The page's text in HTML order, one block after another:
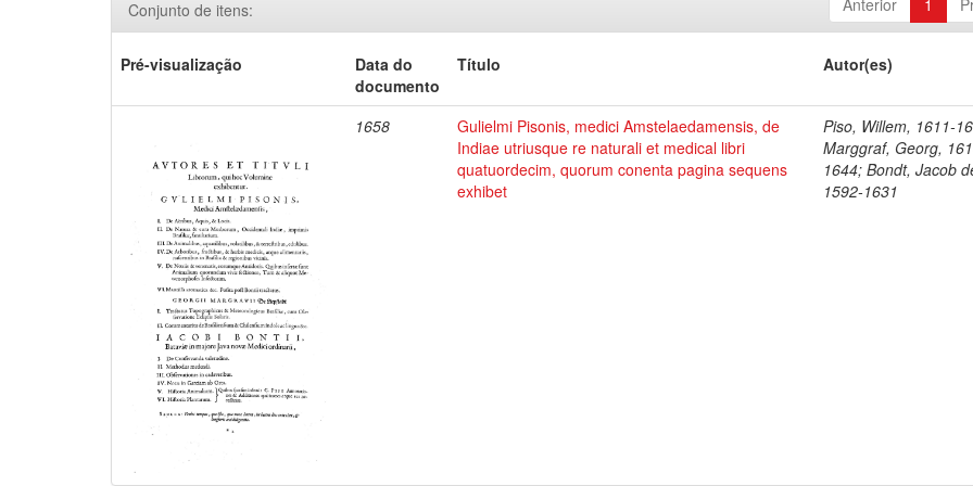
Anterior 1
Conjunto de itens:
Pré-visualização
Data do
documento
Título Autor(es)
1658
Gulielmi Pisonis, medici Amstelaedamensis, de
Indiae utriusque re naturali et medical libri
quatuordecim, quorum conenta pagina sequens
exhibet
Piso, Willem, 1611-
Marggraf, Georg,
1644; Bondt, Jacob
1592-1631